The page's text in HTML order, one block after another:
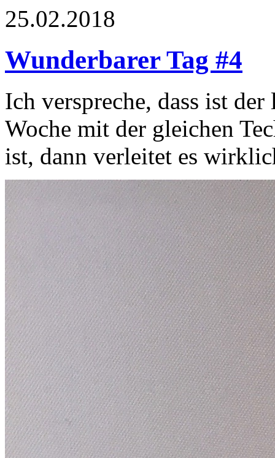
25.02.2018
Wunderbarer Tag #4
Ich verspreche, dass ist
Woche mit der gleichen
ist, dann verleitet es